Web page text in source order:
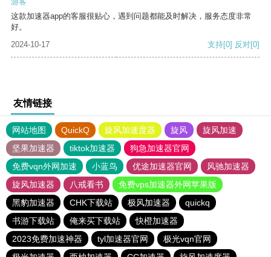
这款加速器app的客服很贴心，遇到问题都能及时解决，服务态度非常
好。
2024-10-17
支持[0] 反对[0]
友情链接
网站地图 QuickQ 旋风加速度器 旋风
旋风加速
坚果加速器
tiktok加速器
狗急加速器官网
免费vqn外网加速
小蓝鸟 优途加速器官网
风驰加速器
旋风加速器
八戒看书
免费vps加速器外网苹果版
黑豹加速器
CHK下载站 极风加速器
quickq
书游下载站
俺来买下载站
快橙加速器
2023免费加速神器
tyl加速器官网
极光vqn官网